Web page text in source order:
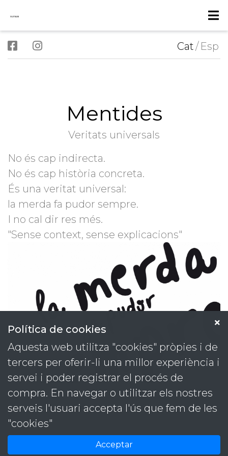
Política de cookies
Aquesta web utilitza "cookies" pròpies i de
tercers per oferir-li una millor experiència i
servei i poder registrar el procés de
compra. En navegar o utilitzar els nostres
serveis l'usuari accepta l'ús que fem de les
"cookies"
Acceptar
Cat/ Esp
Mentides
Veritats universals
No és cap indirecta.
No és cap història concreta.
És una veritat universal:
la merda fa pudor sempre.
I no cal dir res més.
"Sense context, sense explicacions"
Projectes
Serveis
Contacte
Identitats
Contacta
T. 93 889 59 09
versus@versuscomunicacio.com